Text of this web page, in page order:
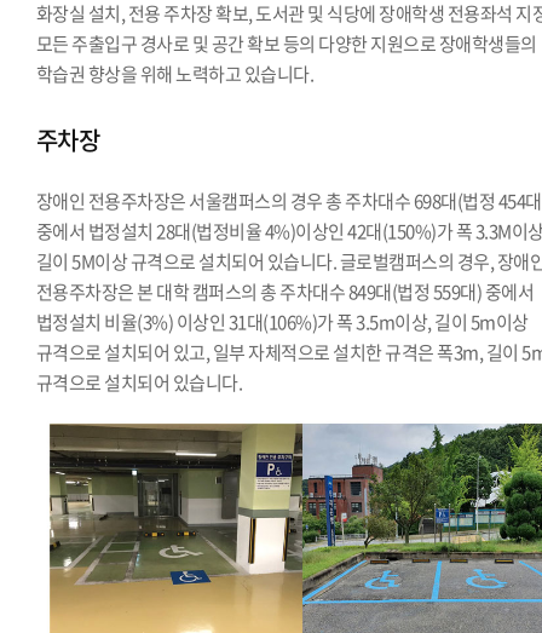
화장실 설치, 전용 주차장 확보, 도서관 및 식당에 장애학생 전용좌석 지
모든 주출입구 경사로 및 공간 확보 등의 다양한 지원으로 장애학생들의
학습권 향상을 위해 노력하고 있습니다.
주차장
장애인 전용주차장은 서울캠퍼스의 경우 총 주차대수 698대(법정 454
중에서 법정설치 28대(법정비율 4%)이상인 42대(150%)가 폭 3.3M이
길이 5M이상 규격으로 설치되어 있습니다. 글로벌캠퍼스의 경우, 장애
전용주차장은 본 대학 캠퍼스의 총 주차대수 849대(법정 559대) 중에서
법정설치 비율(3%) 이상인 31대(106%)가 폭 3.5m이상, 길이 5m이상
규격으로 설치되어 있고, 일부 자체적으로 설치한 규격은 폭3m, 길이
규격으로 설치되어 있습니다.